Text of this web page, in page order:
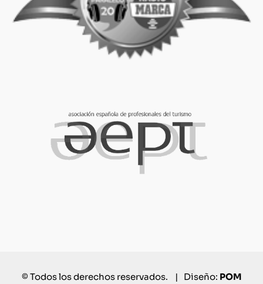
© Todos los derechos reservados. | Diseño: POM